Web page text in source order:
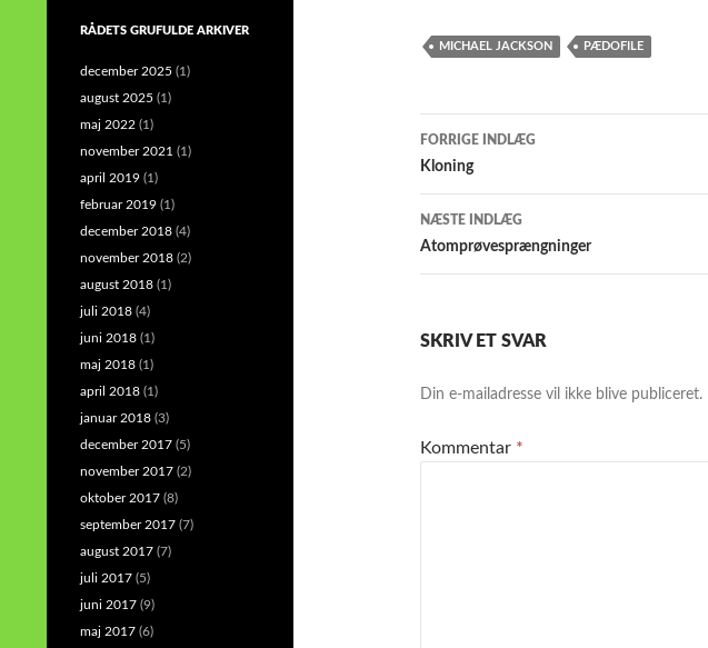
MICHAEL JACKSON PÆDOFILE
Indlægsnavigation
FORRIGE INDLÆG
Kloning
NÆSTE INDLÆG
Atomprøvesprængninger
SKRIV ET SVAR
Din e-mailadresse vil ikke blive publiceret.
Kommentar *
RÅDETS GRUFULDE ARKIVER
december 2025 (1)
august 2025 (1)
maj 2022 (1)
november 2021 (1)
april 2019 (1)
februar 2019 (1)
december 2018 (4)
november 2018 (2)
august 2018 (1)
juli 2018 (4)
juni 2018 (1)
maj 2018 (1)
april 2018 (1)
januar 2018 (3)
december 2017 (5)
november 2017 (2)
oktober 2017 (8)
september 2017 (7)
august 2017 (7)
juli 2017 (5)
juni 2017 (9)
maj 2017 (6)